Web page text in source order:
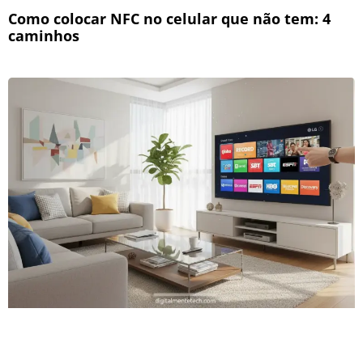
Como colocar NFC no celular que não tem: 4
caminhos